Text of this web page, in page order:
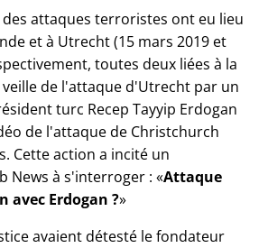
des attaques terroristes ont eu lieu
et à Utrecht (15 mars 2019 et
toutes deux liées à la
de l'attaque d'Utrecht par un
turc Recep Tayyip Erdogan
de l'attaque de Christchurch
Cette action a incité un
News à s'interroger : Attaque
avec Erdogan ?
avaient détesté le fondateur